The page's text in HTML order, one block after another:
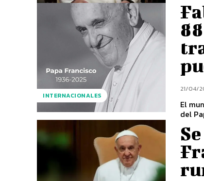
INTERNACIONALES
21/04/
El
del